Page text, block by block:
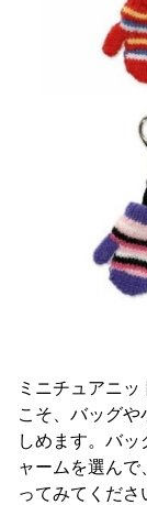
ミニチュアニ
こそ、バッグ
しめます。バ
ャームを選ん
ってみてくださ